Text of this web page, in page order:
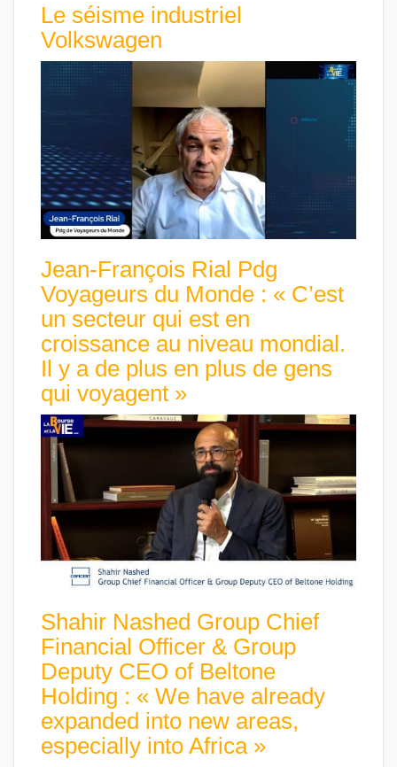
Le séisme industriel
Volkswagen
Jean-François Rial Pdg
Voyageurs du Monde : « C’est
un secteur qui est en
croissance au niveau mondial.
Il y a de plus en plus de gens
qui voyagent »
Shahir Nashed Group Chief
Financial Officer & Group
Deputy CEO of Beltone
Holding : « We have already
expanded into new areas,
especially into Africa »